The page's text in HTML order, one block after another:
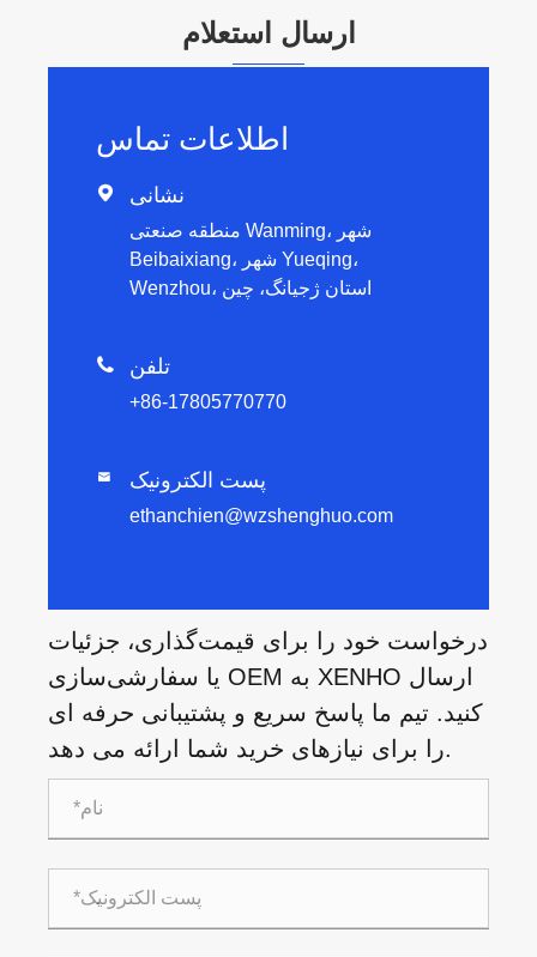
ارسال استعلام
اطلاعات تماس
 نشانی
منطقه صنعتی Wanming، شهر
Beibaixiang، شهر Yueqing،
Wenzhou، استان ژجیانگ، چین
 تلفن
+86-17805770770
 پست الکترونیک
ethanchien@wzshenghuo.com
درخواست خود را برای قیمت‌گذاری، جزئیات
یا سفارشی‌سازی OEM به XENHO ارسال
کنید. تیم ما پاسخ سریع و پشتیبانی حرفه ای
را برای نیازهای خرید شما ارائه می دهد.